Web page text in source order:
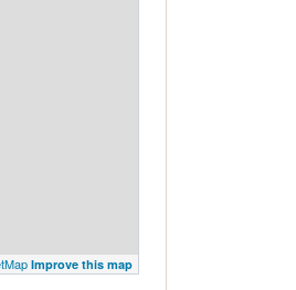
Improve this map